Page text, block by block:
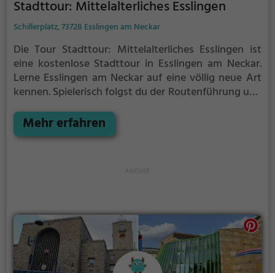
Stadttour: Mittelalterliches Esslingen
Schillerplatz, 73728 Esslingen am Neckar
Die Tour Stadttour: Mittelalterliches Esslingen ist
eine kostenlose Stadttour in Esslingen am Neckar.
Lerne Esslingen am Neckar auf eine völlig neue Art
kennen.Spielerisch folgst du der Routenführung und
lernst viele spannende Ecken von Esslingen am
Neckar kennen.
Mehr erfahren